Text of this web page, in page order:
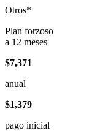
Otros*
Plan forzoso
a 12 meses
$7,371
anual
$1,379
pago inicial